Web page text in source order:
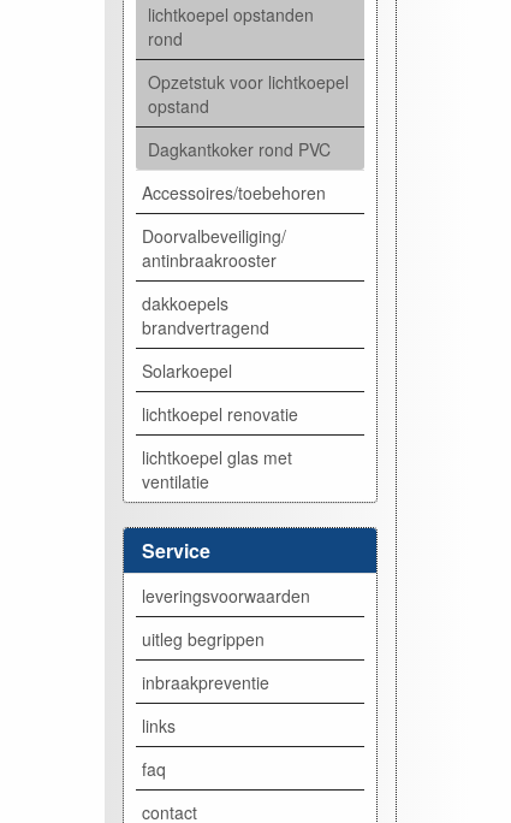
lichtkoepel opstanden
rond
Opzetstuk voor lichtkoepel
opstand
Dagkantkoker rond PVC
Accessoires/toebehoren
Doorvalbeveiliging/
antinbraakrooster
dakkoepels
brandvertragend
Solarkoepel
lichtkoepel renovatie
lichtkoepel glas met
ventilatie
Service
leveringsvoorwaarden
uitleg begrippen
inbraakpreventie
links
faq
contact